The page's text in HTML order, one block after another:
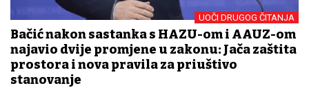
UOČI DRUGOG ČITANJA
Bačić nakon sastanka s HAZU-om i AAUZ-om
najavio dvije promjene u zakonu: Jača zaštita
prostora i nova pravila za priuštivo
stanovanje